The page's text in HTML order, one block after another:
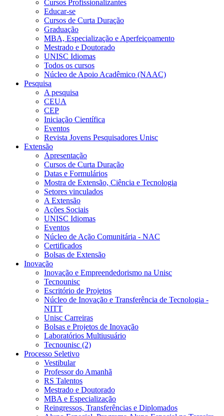
Cursos Profissionalizantes
Educar-se
Cursos de Curta Duração
Graduação
MBA, Especialização e Aperfeiçoamento
Mestrado e Doutorado
UNISC Idiomas
Todos os cursos
Núcleo de Apoio Acadêmico (NAAC)
Pesquisa
A pesquisa
CEUA
CEP
Iniciação Científica
Eventos
Revista Jovens Pesquisadores Unisc
Extensão
Apresentação
Cursos de Curta Duração
Datas e Formulários
Mostra de Extensão, Ciência e Tecnologia
Setores vinculados
A Extensão
Ações Sociais
UNISC Idiomas
Eventos
Núcleo de Ação Comunitária - NAC
Certificados
Bolsas de Extensão
Inovação
Inovação e Empreendedorismo na Unisc
Tecnounisc
Escritório de Projetos
Núcleo de Inovação e Transferência de Tecnologia -
NITT
Unisc Carreiras
Bolsas e Projetos de Inovação
Laboratórios Multiusuário
Tecnounisc (2)
Processo Seletivo
Vestibular
Professor do Amanhã
RS Talentos
Mestrado e Doutorado
MBA e Especialização
Reingressos, Transferências e Diplomados